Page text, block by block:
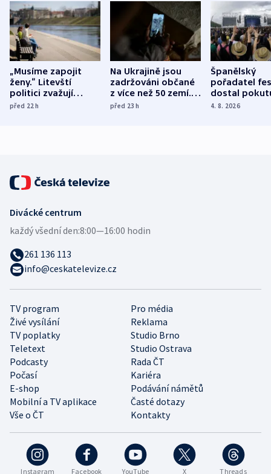
„Musíme zapojit
ženy.“ Litevští
politici zvažují
dohodu o
před 22h
Na Ukrajině jsou
zadržováni občané
z více než 50 zemí.
Bojovali na straně
před 23h
Španělský
pořadatel
dostal
nekalé
4. 8. 2026
Instagram Facebook YouTube X Threads
TV program
Pro média
Živé vysílání
Reklama
TV poplatky
Studio Brno
Teletext
Studio Ostrava
Podcasty
Rada ČT
Počasí
Kariéra
E-shop
Podávání námětů
Mobilní a TV aplikace
Časté dotazy
Vše o ČT
Kontakty
Divácké centrum
každý všední den:8:00—16:00 hodin
261 136 113
info@ceskatelevize.cz